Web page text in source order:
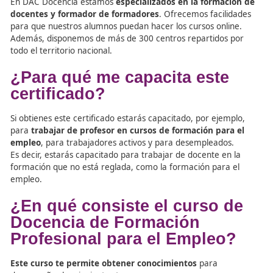
¿Cómo puedo obtener el
Certificado de la
Profesional para el
Obtener elCertificado de Docencia de la Formación
Profesional para el Empleo online
tendrás que hacer nuestroCurso de Docencia de la
Profesional para el Empleo.
¿Por qué hacerlo en DAC Docencia?
DAC Docencia cuenta con más de20 años de
sector de la formacióny, además, es una entidad
dedicada a la Formación profesional para el Empleo.
En DAC Docencia estamosespecializados en la
docentes y formador de formadores. Ofrecemos
para que nuestros alumnos puedan hacer los cursos
Además, disponemos de más de 300 centros repartidos
todo el territorio nacional.